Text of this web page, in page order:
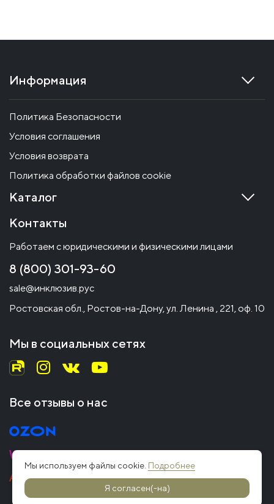
Информация
Политика Безопасности
Условия соглашения
Условия возврата
Политика обработки файлов cookie
Каталог
Контакты
Работаем с юридическими и физическими лицами
8 (800) 301-93-60
sale@инклюзив.рус
Ростовская обл., Ростов-на-Дону, ул. Ленина , 221, оф. 10
Мы в социальных сетях
Все отзывы о нас
Мы используем файлы cookie. Подробнее
Я согласен(-на)